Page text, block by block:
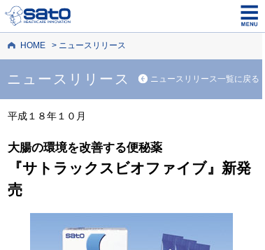
HOME ニュースリリース
ニュースリリース ニュースリリース一覧に戻る
平成１８年１０月
大腸の環境を改善する便秘薬
『サトラックスビオファイブ』新発
売